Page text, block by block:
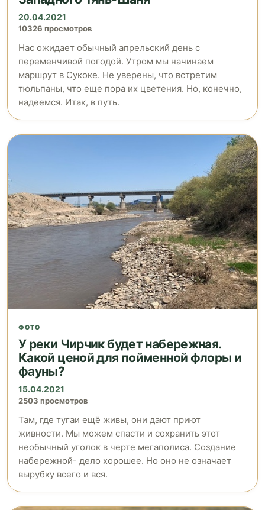
20.04.2021
10326 просмотров
Нас ожидает обычный апрельский день с
переменчивой погодой. Утром мы начинаем
маршрут в Сукоке. Не уверены, что встретим
тюльпаны, что еще пора их цветения. Но, конечно,
надеемся. Итак, в путь.
ФОТО
У реки Чирчик будет набережная.
Какой ценой для пойменной флоры и
фауны?
15.04.2021
2503 просмотров
Там, где тугаи ещё живы, они дают приют
живности. Мы можем спасти и сохранить этот
необычный уголок в черте мегаполиса. Создание
набережной- дело хорошее. Но оно не означает
вырубку всего и вся.